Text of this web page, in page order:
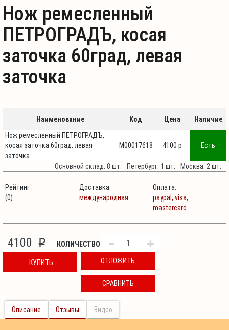
Нож ремесленный
ПЕТРОГРАДЪ, косая
заточка 60град, левая
заточка
Наименование Код Цена
Наличие
Нож ремесленный ПЕТРОГРАДЪ,
косая заточка 60град, левая
заточка
М00017618 4100 p Есть
Основной склад: 8 шт. Петербург: 1 шт. Москва: 2 шт.
Рейтинг :
(0)
Доставка:
международная
Оплата:
paypal, visa,
mastercard
4100 p КОЛИЧЕСТВО
КУПИТЬ ОТЛОЖИТЬ
СРАВНИТЬ
Описание Отзывы Видео